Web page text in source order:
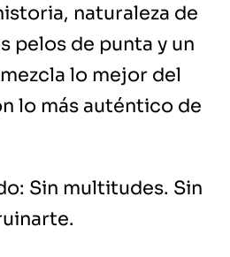
naturaleza de
pelos de punta y un
lo mejor del
lo más auténtico de
Sin multitudes. Sin